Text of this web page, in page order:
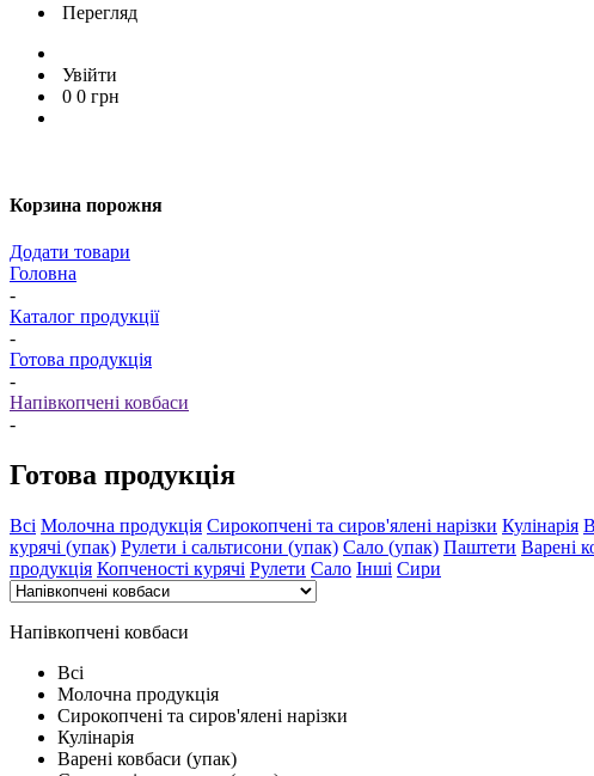
Перегляд
Увійти
0 0 грн
Корзина порожня
Додати товари
Головна
-
Каталог продукції
-
Готова продукція
-
Напівкопчені ковбаси
-
Готова продукція
Всі Молочна продукція Сирокопчені та сиров'ялені нарізки Кулінарія
курячі (упак) Рулети і сальтисони (упак) Сало (упак) Паштети Варені
продукція Копченості курячі Рулети Сало Інші Сири
Напівкопчені ковбаси
Всі
Молочна продукція
Сирокопчені та сиров'ялені нарізки
Кулінарія
Варені ковбаси (упак)